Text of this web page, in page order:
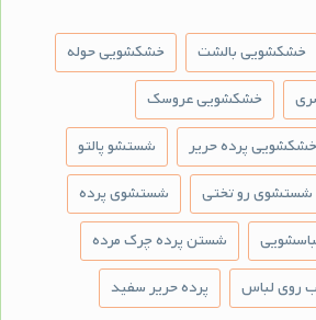
خشکشویی بالشت
خشکشویی حوله
خشکشویی عروسک
خشکشویی پرده حریر
شستشو پالتو
شستشوی رو تختی
شستشوی پرده
شستن پرده چرک مرده
روی لباس پرده حریر سفید